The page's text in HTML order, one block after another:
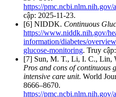
https://pmc.ncbi.nlm.nih.gov/
cập: 2025-11-23.
[6] NIDDK. Continuous
https://www.niddk.nih.gov/
information/diabetes/
glucose-monitoring. Truy
[7] Sun, M. T., Li, I. C., Lin,
Pros and cons of continuous
intensive care unit. World
8666–8670.
https://pmc.ncbi.nlm.nih.gov/